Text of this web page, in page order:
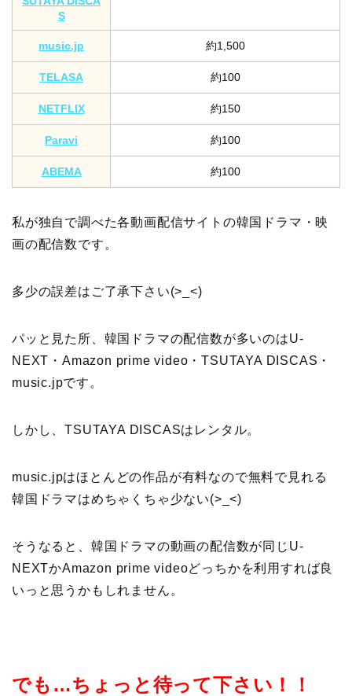
S
music.jp 約1,500
TELASA 約100
NETFLIX 約150
Paravi 約100
ABEMA 約100
私が独自で調べた各動画配信サイトの韓国ドラマ・映
画の配信数です。
多少の誤差はご了承下さい(>_<)
パッと見た所、韓国ドラマの配信数が多いのはU-
NEXT・Amazon prime video・TSUTAYA DISCAS・
music.jpです。
しかし、TSUTAYA DISCASはレンタル。
music.jpはほとんどの作品が有料なので無料で見れる
韓国ドラマはめちゃくちゃ少ない(>_<)
そうなると、韓国ドラマの動画の配信数が同じU-
NEXTかAmazon prime videoどっちかを利用すれば良
いっと思うかもしれません。
でも…ちょっと待って下さい！！